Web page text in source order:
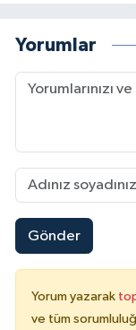
Yorumlar
Gönder
Yorum yazarak
ve tüm